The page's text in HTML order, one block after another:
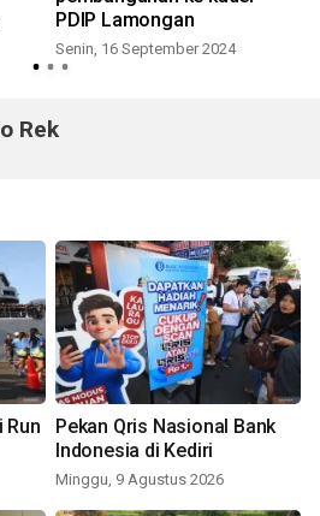
PDIP Lamongan
Senin, 16 September 2024
Rek
Run
Pekan Qris Nasional Bank
Indonesia di Kediri
Minggu, 9 Agustus 2026